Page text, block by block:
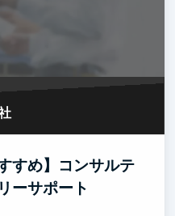
すめ】コンサルテ
ーサポート